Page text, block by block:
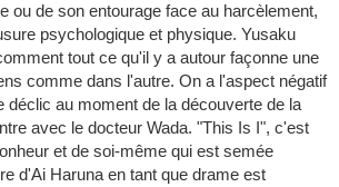
ou de son entourage face au harcèlement,
psychologique et physique. Yusaku
tout ce qu'il y a autour façonne une
comme dans l'autre. On a l'aspect négatif
déclic au moment de la découverte de la
avec le docteur Wada. "This Is I", c'est
et de soi-même qui est semée
d'Ai Haruna en tant que drame est